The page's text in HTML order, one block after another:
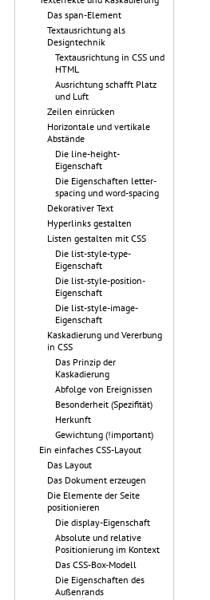
Das span-Element
Textausrichtung als
Designtechnik
Textausrichtung in CSS und
HTML
Ausrichtung schafft Platz
und Luft
Zeilen einrücken
Horizontale und vertikale
Abstände
Die line-height-
Eigenschaft
Die Eigenschaften letter-
spacing und word-spacing
Dekorativer Text
Hyperlinks gestalten
Listen gestalten mit CSS
Die list-style-type-
Eigenschaft
Die list-style-position-
Eigenschaft
Die list-style-image-
Eigenschaft
Kaskadierung und Vererbung
in CSS
Das Prinzip der
Kaskadierung
Abfolge von Ereignissen
Besonderheit (Spezifität)
Herkunft
Gewichtung (!important)
Ein einfaches CSS-Layout
Das Layout
Das Dokument erzeugen
Die Elemente der Seite
positionieren
Die display-Eigenschaft
Absolute und relative
Positionierung im Kontext
Das CSS-Box-Modell
Die Eigenschaften des
Außenrands